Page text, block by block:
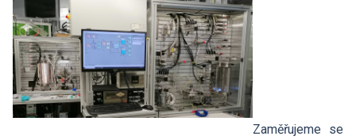
Členové
Zaměřujeme se